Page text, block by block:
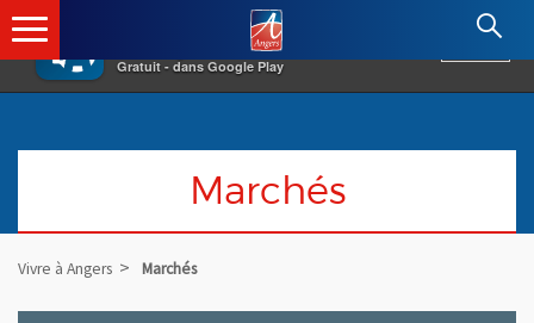
×
Gratuit - dans Google Play
Angers.fr : Retour à l'accueil
Marchés
Vivre à Angers Marchés